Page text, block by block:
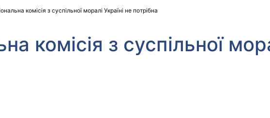
комісія з суспільної моралі Україні не потрібна
комісія з суспільної